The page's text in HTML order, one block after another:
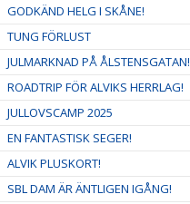
GODKÄND HELG I SKÅNE!
TUNG FÖRLUST
JULMARKNAD PÅ ÅLSTENSGATAN!
ROADTRIP FÖR ALVIKS HERRLAG!
JULLOVSCAMP 2025
EN FANTASTISK SEGER!
ALVIK PLUSKORT!
SBL DAM ÄR ÄNTLIGEN IGÅNG!